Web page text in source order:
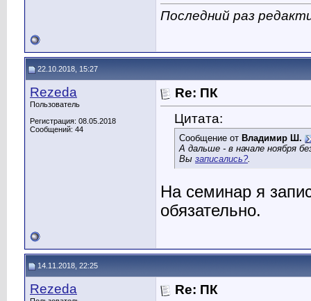
Последний раз
22.10.2018, 15:27
Rezeda
Пользователь
Регистрация: 08.05.2018
Сообщений: 44
Re: ПК
Цитата:
Сообщение от Владимир Ш.
А дальше - в начале ноября
Вы записались?.
На семинар я
обязательно.
14.11.2018, 22:25
Rezeda Re: ПК